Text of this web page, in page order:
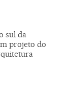
sul da
projeto do